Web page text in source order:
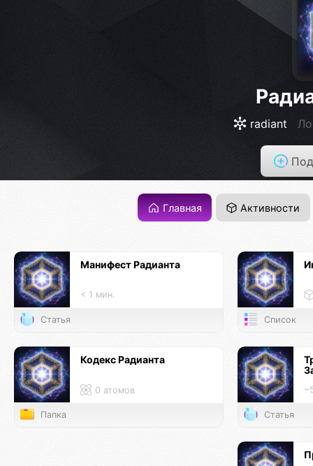
radiant
Главная Активности
Манифест Радианта
< 1 мин.
Статья Список
Кодекс Радианта
0 атомов
Папка Статья